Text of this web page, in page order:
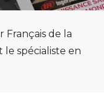
Français de la
le spécialiste en
et centres